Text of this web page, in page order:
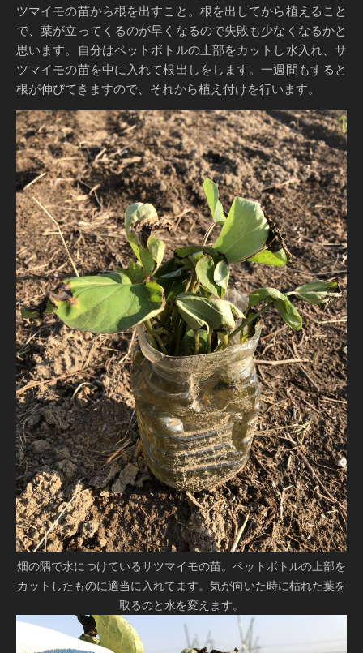
ツマイモの苗から根を出すこと。根を出してから植えること
で、葉が立ってくるのが早くなるので失敗も少なくなるかと
思います。自分はペットボトルの上部をカットし水入れ、サ
ツマイモの苗を中に入れて根出しをします。一週間もすると
根が伸びてきますので、それから植え付けを行います。
畑の隅で水につけているサツマイモの苗。ペットボトルの上部を
カットしたものに適当に入れてます。気が向いた時に枯れた葉を
取るのと水を変えます。